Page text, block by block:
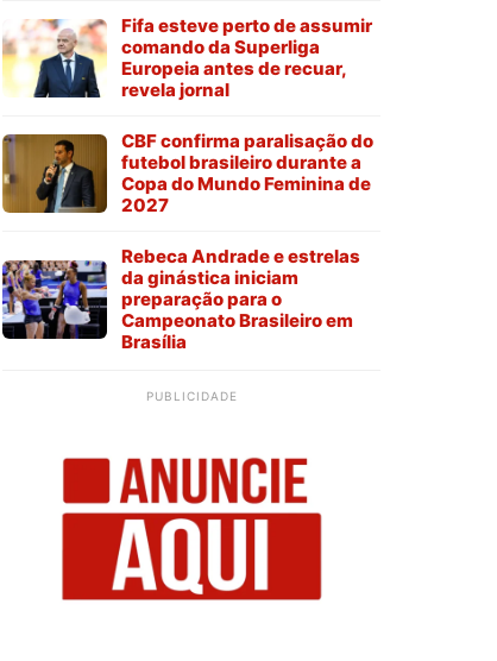
Fifa esteve perto de assumir
comando da Superliga
Europeia antes de recuar,
revela jornal
CBF confirma paralisação do
futebol brasileiro durante a
Copa do Mundo Feminina de
2027
Rebeca Andrade e estrelas
da ginástica iniciam
preparação para o
Campeonato Brasileiro em
Brasília
PUBLICIDADE